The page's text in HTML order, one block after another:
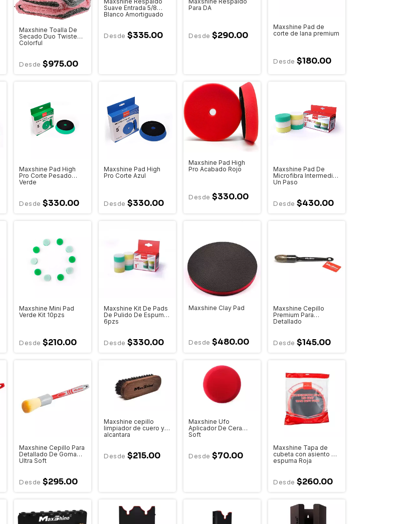
Maxshine Toalla De
Secado Duo Twisted
Colorful
$975.00
Suave Entrada 5/8
Blanco Amortiguado
$335.00
Para DA
$290.00
Maxshine Pad de
corte de lana premium
$180.00
Maxshine Pad High
Pro Corte Pesado
Verde
$330.00
Maxshine Pad High
Pro Corte Azul
$330.00
Maxshine Pad High
Pro Acabado Rojo
$330.00
Maxshine Pad De
Microfibra Intermedio /
Un Paso
$430.00
Maxshine Mini Pad
Verde Kit 10pzs
$210.00
Maxshine Kit De Pads
De Pulido De Espuma
6pzs
$330.00
Maxshine Clay Pad
$480.00
Maxshine Cepillo
Premium Para
Detallado
$145.00
Maxshine Cepillo Para
Detallado De Goma
Ultra Soft
$295.00
Maxshine cepillo
limpiador de cuero y
alcantara
$215.00
Maxshine Ufo
Aplicador De Cera
Soft
$70.00
Maxshine Tapa de
cubeta con asiento de
espuma Roja
$260.00